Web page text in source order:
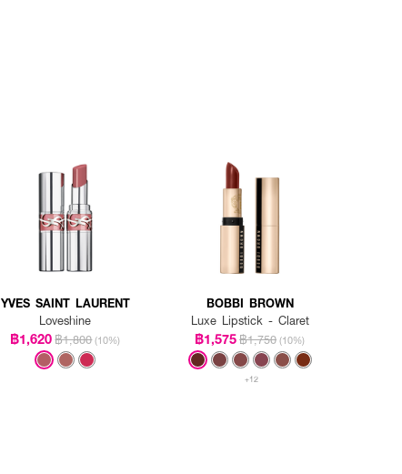
YVES SAINT LAURENT
Loveshine
฿1,620฿1,800 (10%)
BOBBI BROWN
Luxe Lipstick - Claret
฿1,575฿1,750 (10%)
+12